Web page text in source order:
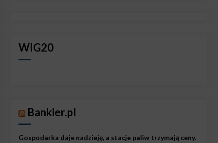
WIG20
Bankier.pl
Gospodarka daje nadzieję, a stacje paliw trzymają ceny.